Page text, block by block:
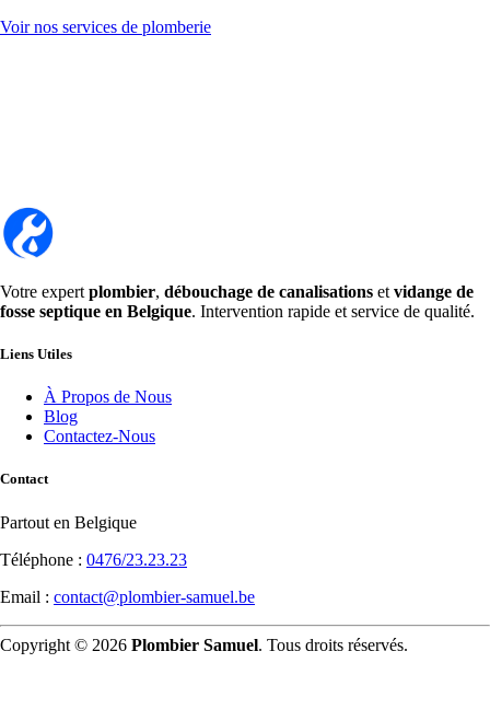
Voir nos services de plomberie
Votre expert plombier, débouchage de canalisations et vidange de
fosse septique en Belgique. Intervention rapide et service de qualité.
Liens Utiles
À Propos de Nous
Blog
Contactez-Nous
Contact
Partout en Belgique
Téléphone : 0476/23.23.23
Email : contact@plombier-samuel.be
Copyright © 2026 Plombier Samuel. Tous droits réservés.